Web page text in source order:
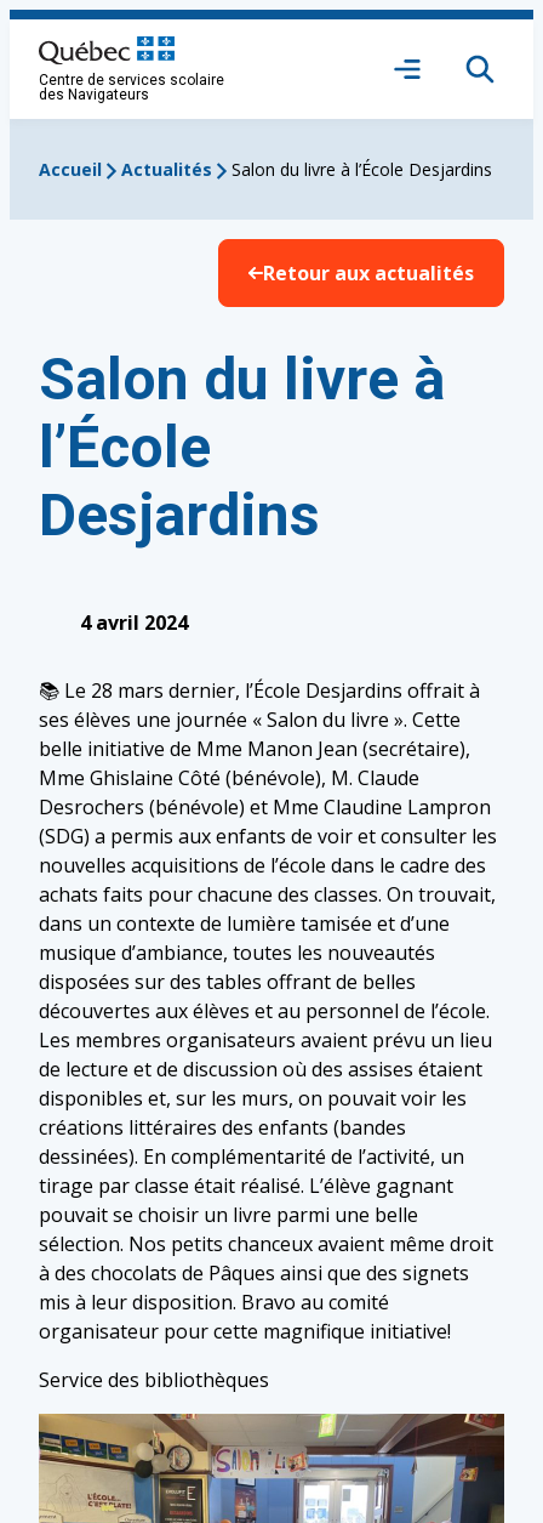
Aller
contenu
Centre de services scolaire
des Navigateurs
Ouvrir
Accueil Actualités Salon du livre à l’École Desjardins
Retour aux actualités
Salon du livre à
l’École
Desjardins
4 avril 2024
📚 Le 28 mars dernier, l’École Desjardins offrait à
ses élèves une journée « Salon du livre ». Cette
belle initiative de Mme Manon Jean (secrétaire),
Mme Ghislaine Côté (bénévole), M. Claude
Desrochers (bénévole) et Mme Claudine Lampron
(SDG) a permis aux enfants de voir et consulter les
nouvelles acquisitions de l’école dans le cadre des
achats faits pour chacune des classes. On trouvait,
dans un contexte de lumière tamisée et d’une
musique d’ambiance, toutes les nouveautés
disposées sur des tables offrant de belles
découvertes aux élèves et au personnel de l’école.
Les membres organisateurs avaient prévu un lieu
de lecture et de discussion où des assises étaient
disponibles et, sur les murs, on pouvait voir les
créations littéraires des enfants (bandes
dessinées). En complémentarité de l’activité, un
tirage par classe était réalisé. L’élève gagnant
pouvait se choisir un livre parmi une belle
sélection. Nos petits chanceux avaient même droit
à des chocolats de Pâques ainsi que des signets
mis à leur disposition. Bravo au comité
organisateur pour cette magnifique initiative!
Service des bibliothèques